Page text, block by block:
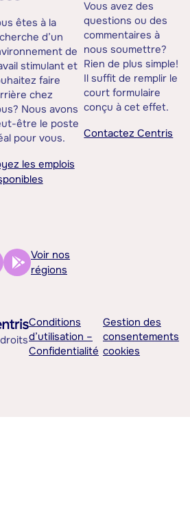
êtes à la
d’un
de
stimulant et
faire
chez
Nous avons
être le poste
pour vous.
les emplois
Vous avez des
questions ou des
commentaires à
nous soumettre?
Rien de plus simple!
Il suffit de remplir le
court formulaire
conçu à cet effet.
Contactez Centris
Voir nos
régions
Conditions
d’utilisation –
Confidentialité
Gestion des
consentements
cookies